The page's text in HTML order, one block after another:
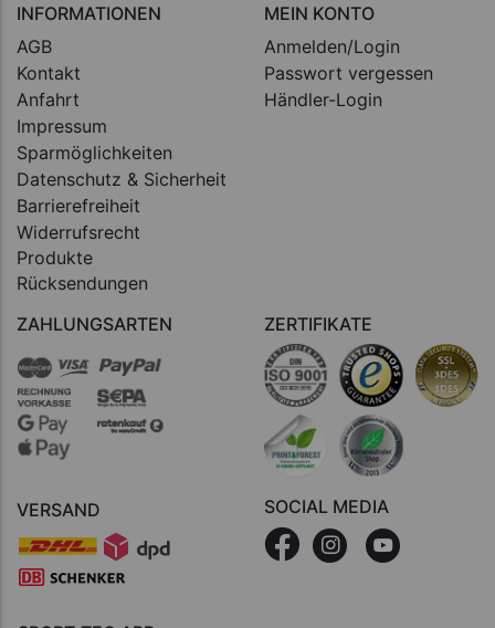
INFORMATIONEN
AGB
Kontakt
Anfahrt
Impressum
Sparmöglichkeiten
Datenschutz & Sicherheit
Barrierefreiheit
Widerrufsrecht
Produkte
Rücksendungen
MEIN KONTO
Anmelden/Login
Passwort vergessen
Händler-Login
ZAHLUNGSARTEN
VERSAND
ZERTIFIKATE
SOCIAL MEDIA